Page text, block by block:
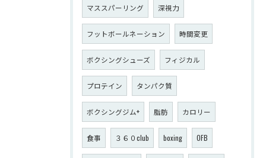
マススパーリング 深視力
フットボールネーション 時間変更
ボクシングシューズ フィジカル
プロテイン タンパク質
ボクシングジム+ 脂肪 カロリー
食事 ３６０club boxing OFB